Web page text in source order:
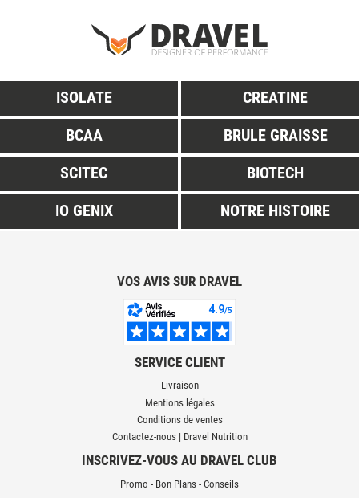
ISOLATE
CREATINE
BCAA
BRULE GRAISSE
SCITEC
BIOTECH
IO GENIX
NOTRE HISTOIRE
VOS AVIS SUR DRAVEL
SERVICE CLIENT
Livraison
Mentions légales
Conditions de ventes
Contactez-nous | Dravel Nutrition
INSCRIVEZ-VOUS AU DRAVEL CLUB
Promo - Bon Plans - Conseils